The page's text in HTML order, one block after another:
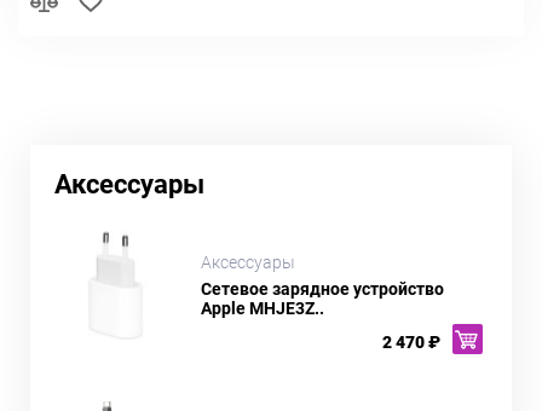
Аксессуары
Аксессуары
Сетевое зарядное устройство
Apple MHJE3Z..
2 470 ₽